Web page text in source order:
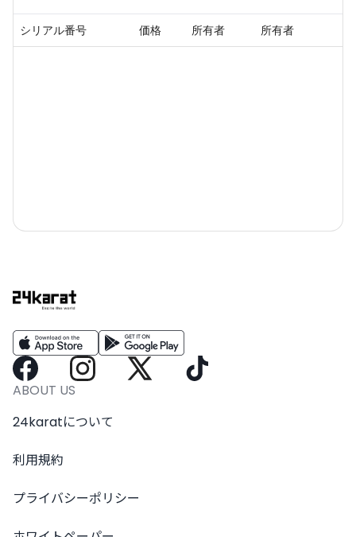
シリアル番号 価格 所有者 所有者
ABOUT US
24karatについて
利用規約
プライバシーポリシー